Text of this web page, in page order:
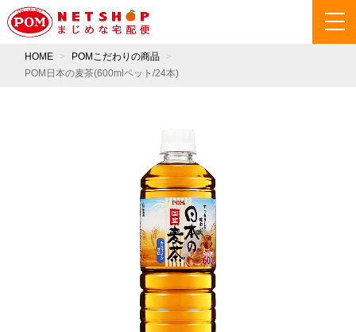
HOME
POMこだわりの商品
POM日本の麦茶(600mlペット/24本)